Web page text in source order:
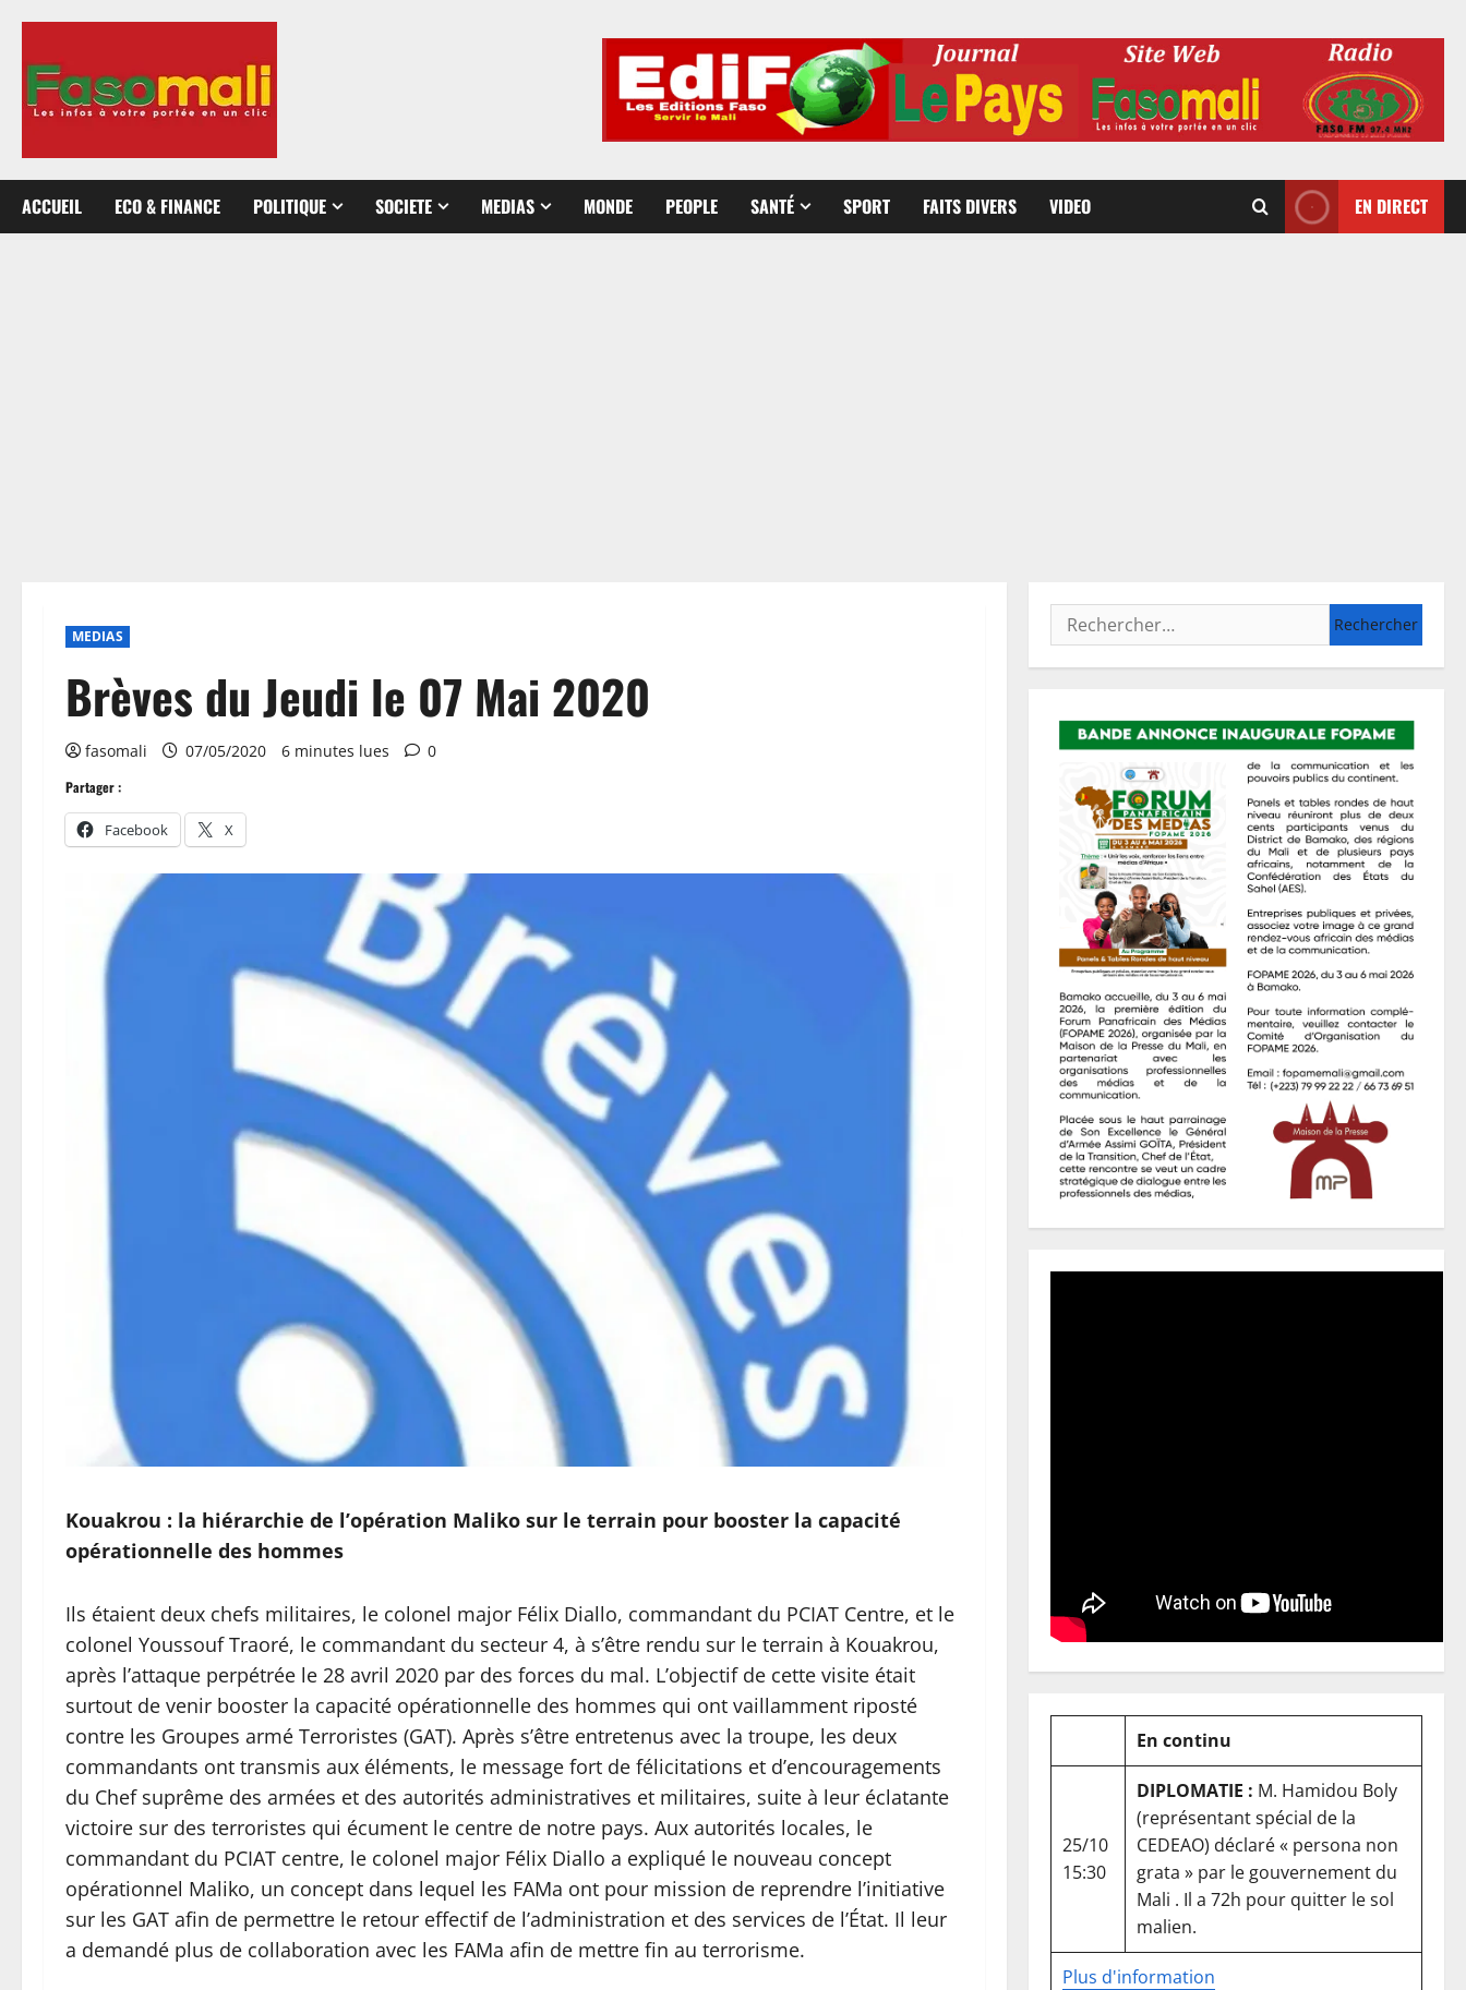
contenu
ACCUEIL ECO & FINANCE POLITIQUE SOCIETE MEDIAS MONDE PEOPLE SANTÉ SPORT FAITS DIVERS VIDEO EN DIRECT
MEDIAS
Brèves du Jeudi le 07 Mai 2020
fasomali 07/05/2020 6 minutes lues 0
Partager :
Facebook X
Kouakrou : la hiérarchie de l’opération Maliko sur le terrain pour booster la capacité
opérationnelle des hommes
Ils étaient deux chefs militaires, le colonel major Félix Diallo, commandant du PCIAT Centre, et le
colonel Youssouf Traoré, le commandant du secteur 4, à s’être rendu sur le terrain à Kouakrou,
après l’attaque perpétrée le 28 avril 2020 par des forces du mal. L’objectif de cette visite était
surtout de venir booster la capacité opérationnelle des hommes qui ont vaillamment riposté
contre les Groupes armé Terroristes (GAT). Après s’être entretenus avec la troupe, les deux
commandants ont transmis aux éléments, le message fort de félicitations et d’encouragements
du Chef suprême des armées et des autorités administratives et militaires, suite à leur éclatante
victoire sur des terroristes qui écument le centre de notre pays. Aux autorités locales, le
commandant du PCIAT centre, le colonel major Félix Diallo a expliqué le nouveau concept
opérationnel Maliko, un concept dans lequel les FAMa ont pour mission de reprendre l’initiative
sur les GAT afin de permettre le retour effectif de l’administration et des services de l’État. Il leur
a demandé plus de collaboration avec les FAMa afin de mettre fin au terrorisme.
Rechercher :
En continu
Plus d'information
25/10
15:30
DIPLOMATIE : M. Hamidou Boly
(représentant spécial de la
CEDEAO) déclaré « persona non
grata » par le gouvernement du
Mali . Il a 72h pour quitter le sol
malien.